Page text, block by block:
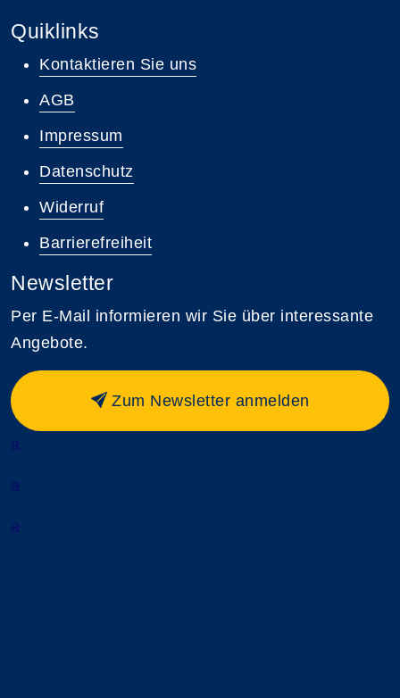
Quiklinks
Kontaktieren Sie uns
AGB
Impressum
Datenschutz
Widerruf
Barrierefreiheit
Newsletter
Per E-Mail informieren wir Sie über interessante
Angebote.
Zum Newsletter anmelden
a
a
a